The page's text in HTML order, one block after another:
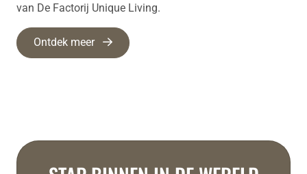
van De Factorij Unique Living.
Ontdek meer